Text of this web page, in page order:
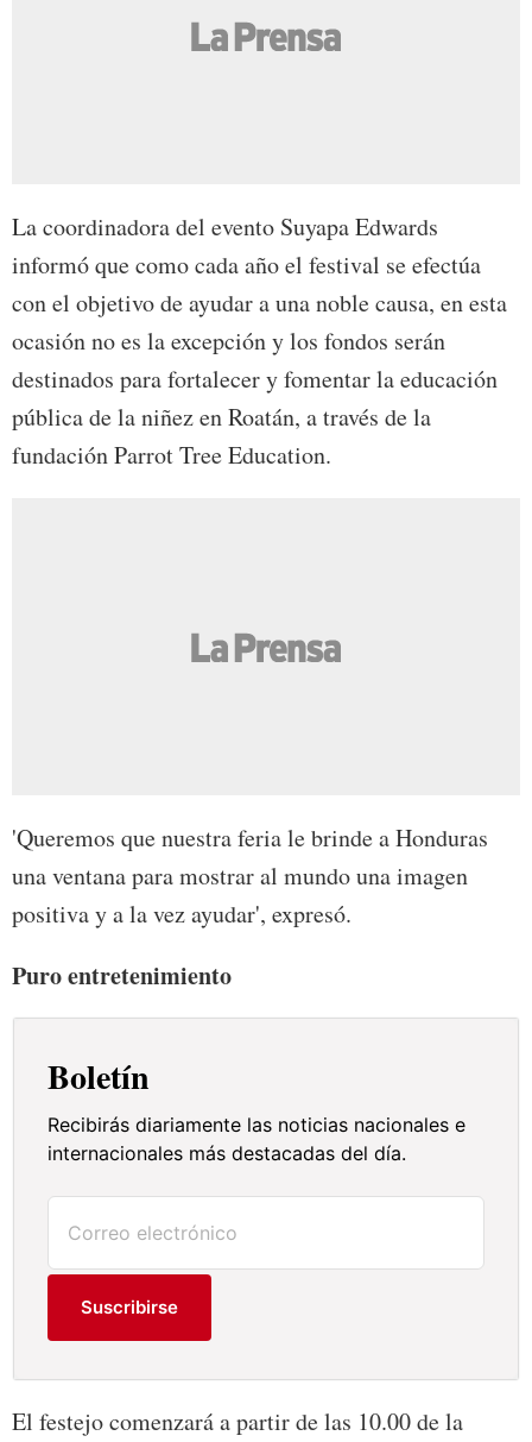
La coordinadora del evento Suyapa Edwards
informó que como cada año el festival se efectúa
con el objetivo de ayudar a una noble causa, en esta
ocasión no es la excepción y los fondos serán
destinados para fortalecer y fomentar la educación
pública de la niñez en Roatán, a través de la
fundación Parrot Tree Education.
'Queremos que nuestra feria le brinde a Honduras
una ventana para mostrar al mundo una imagen
positiva y a la vez ayudar', expresó.
Puro entretenimiento
Boletín
Recibirás diariamente las noticias nacionales e
internacionales más destacadas del día.
Suscribirse
El festejo comenzará a partir de las 10.00 de la